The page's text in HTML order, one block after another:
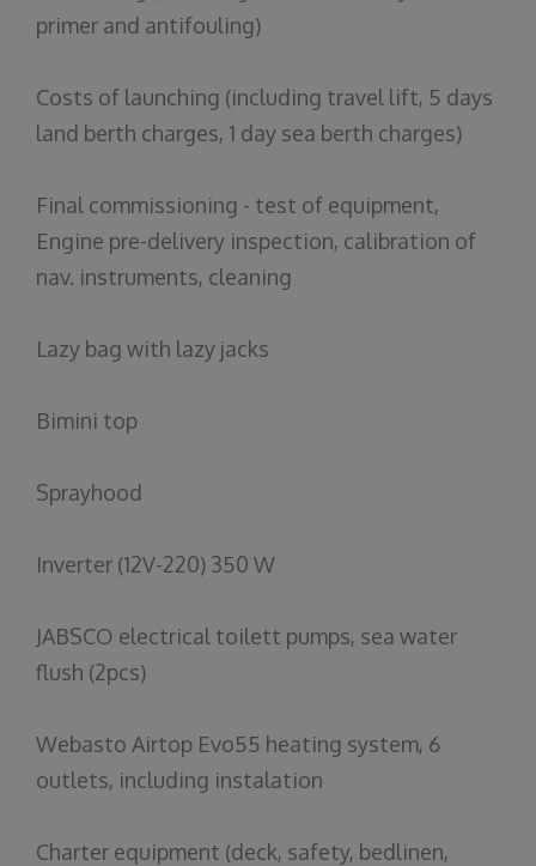
primer and antifouling)
Costs of launching (including travel lift, 5 days
land berth charges, 1 day sea berth charges)
Final commissioning - test of equipment,
Engine pre-delivery inspection, calibration of
nav. instruments, cleaning
Lazy bag with lazy jacks
Bimini top
Sprayhood
Inverter (12V-220) 350 W
JABSCO electrical toilett pumps, sea water
flush (2pcs)
Webasto Airtop Evo55 heating system, 6
outlets, including instalation
Charter equipment (deck, safety, bedlinen,